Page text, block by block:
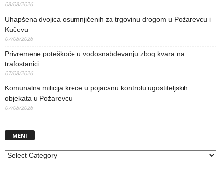
08/08/2026
Uhapšena dvojica osumnjičenih za trgovinu drogom u Požarevcu i
Kučevu
07/08/2026
Privremene poteškoće u vodosnabdevanju zbog kvara na
trafostanici
07/08/2026
Komunalna milicija kreće u pojačanu kontrolu ugostiteljskih
objekata u Požarevcu
07/08/2026
MENI
MENI